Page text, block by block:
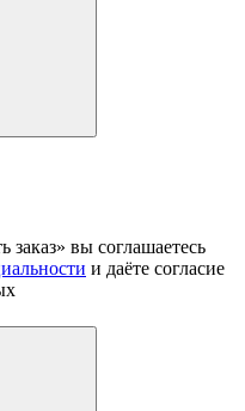
вы соглашаетесь
и даёте согласие